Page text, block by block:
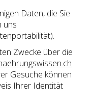
Daten, die Sie
uns
Zwecke über die
Gesuche können
Ihrer Identität